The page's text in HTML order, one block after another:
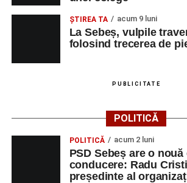
ŞTIREA TA acum 9 luni
La Sebeș, vulpile
folosind trecerea de
PUBLICITATE
POLITICĂ
POLITICĂ acum 2 luni
PSD Sebeș are o
conducere: Radu
președinte al